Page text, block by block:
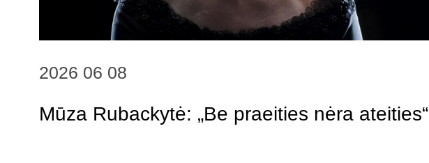
2026 06 08
Mūza Rubackytė: „Be praeities nėra ateities“